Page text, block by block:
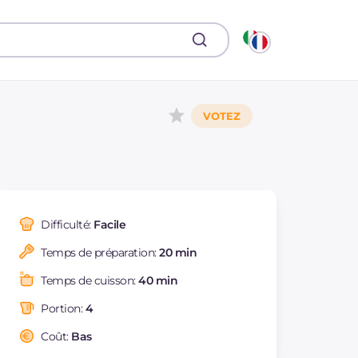
Difficulté: Facile
Temps de préparation:20 min
Temps de cuisson:40 min
Portion:4
Coût: Bas